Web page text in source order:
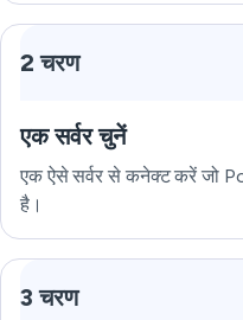
2 चरण
एक सर्वर चुनें
एक ऐसे सर्वर से कनेक्ट करें जो
है।
3 चरण